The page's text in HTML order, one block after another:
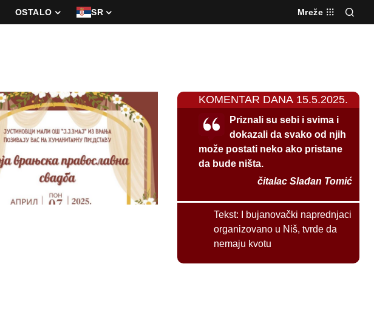
OSTALO SR Mreže
KOMENTAR DANA 15.5.2025.
Priznali su sebi i svima i
dokazali da svako od njih
može postati neko ako pristane
da bude ništa.
čitalac Slađan Tomić
Tekst:
I bujanovački naprednjaci
organizovano u Niš, tvrde da
nemaju kvotu